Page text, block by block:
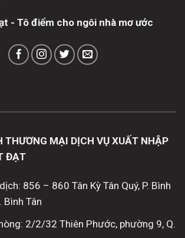
- Tô điểm cho ngôi nhà mơ ước
THƯƠNG MẠI DỊCH VỤ XUẤT NHẬP
ĐẠT
856 – 860 Tân Kỳ Tân Quý, P. Bình
Bình Tân
2/2/32 Thiên Phước, phường 9, Q.